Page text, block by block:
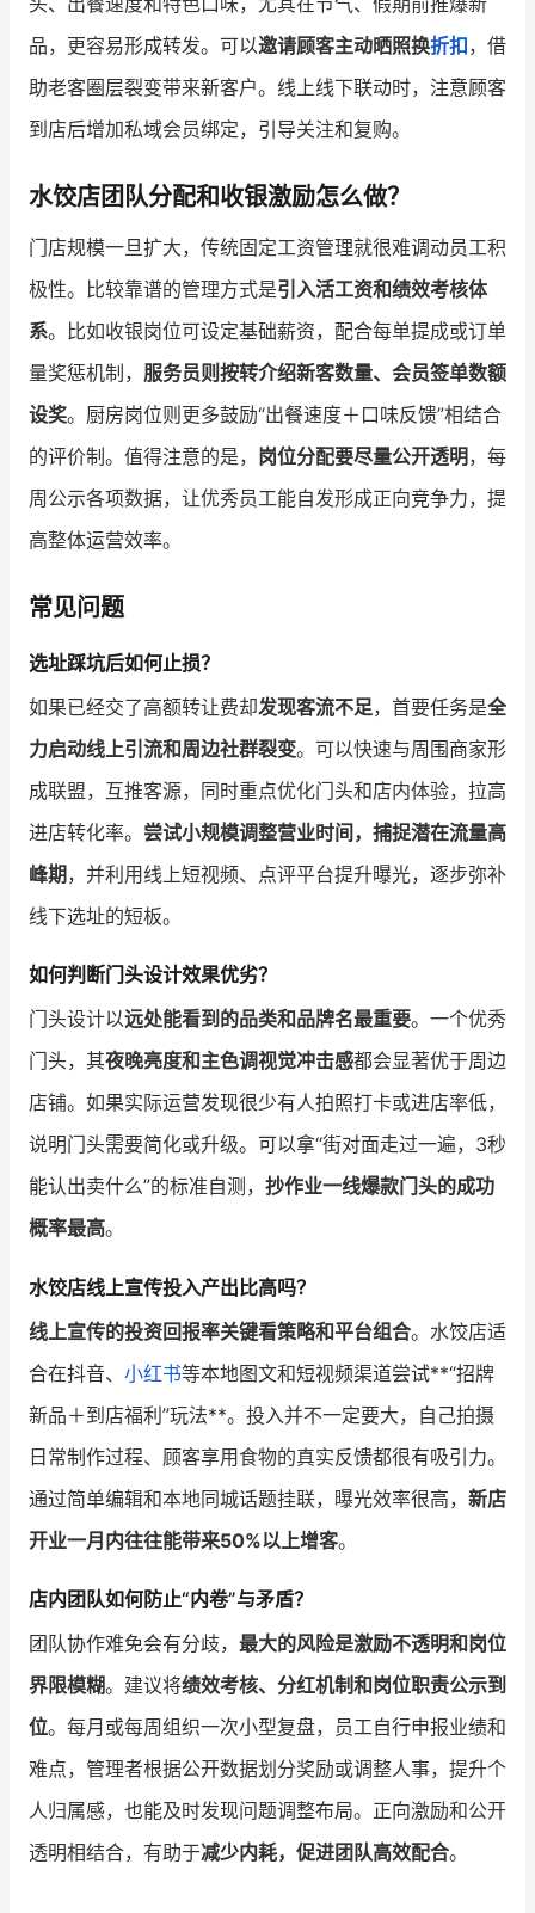
品，更容易形成转发。可以邀请顾客主动晒照换折扣，借
助老客圈层裂变带来新客户。线上线下联动时，注意顾客
到店后增加私域会员绑定，引导关注和复购。
水饺店团队分配和收银激励怎么做？
门店规模一旦扩大，传统固定工资管理就很难调动员工积
极性。比较靠谱的管理方式是引入活工资和绩效考核体
系。比如收银岗位可设定基础薪资，配合每单提成或订单
量奖惩机制， 服务员则按转介绍新客数量、会员签单数额
设奖。厨房岗位则更多鼓励“出餐速度＋口味反馈”相结合
的评价制。值得注意的是， 岗位分配要尽量公开透明 ，每
周公示各项数据，让优秀员工能自发形成正向竞争力，提
高整体运营效率。
常见问题
选址踩坑后如何止损？
如果已经交了高额转让费却发现客流不足，首要任务是全
力启动线上引流和周边社群裂变。可以快速与周围商家形
成联盟，互推客源，同时重点优化门头和店内体验，拉高
进店转化率。 尝试小规模调整营业时间，捕捉潜在流量高
峰期 ，并利用线上短视频、点评平台提升曝光，逐步弥补
线下选址的短板。
如何判断门头设计效果优劣？
门头设计以远处能看到的品类和品牌名最重要。一个优秀
门头，其夜晚亮度和主色调视觉冲击感都会显著优于周边
店铺。如果实际运营发现很少有人拍照打卡或进店率低，
说明门头需要简化或升级。可以拿“街对面走过一遍，3秒
能认出卖什么”的标准自测， 抄作业一线爆款门头的成功
概率最高。
水饺店线上宣传投入产出比高吗？
线上宣传的投资回报率关键看策略和平台组合。水饺店适
合在抖音、 小红书等本地图文和短视频渠道尝试**“招牌
新品＋到店福利”玩法**。投入并不一定要大，自己拍摄
日常制作过程、顾客享用食物的真实反馈都很有吸引力。
通过简单编辑和本地同城话题挂联，曝光效率很高， 新店
开业一月内往往能带来50%以上增客。
店内团队如何防止“内卷”与矛盾？
团队协作难免会有分歧， 最大的风险是激励不透明和岗位
界限模糊。建议将绩效考核、分红机制和岗位职责公示到
位。每月或每周组织一次小型复盘，员工自行申报业绩和
难点，管理者根据公开数据划分奖励或调整人事，提升个
人归属感，也能及时发现问题调整布局。正向激励和公开
透明相结合，有助于减少内耗，促进团队高效配合。